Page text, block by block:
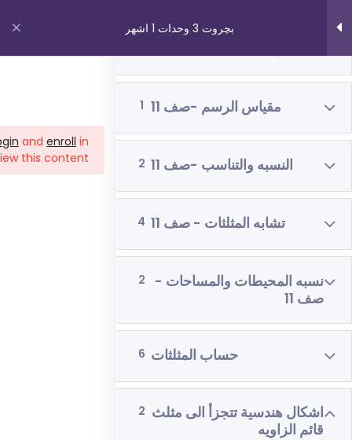
بچروت 3 وحدات 1 اشهر
مقياس الرسم -صف 11 1
النسبه والتناسب -صف 11 2
تشابه المثلثات - صف 11 4
نسبه المحيطات والمساحات -
صف 11
2
حساب المثلثات 6
اشكال هندسية تتجزأ الى مثلث
قائم الزاويه
2
and enroll in
this content!
روابط مهمة
_תנאי שימוש עברית
شروط الاستخدام
بچروت 3 وحدات 1 اشهر